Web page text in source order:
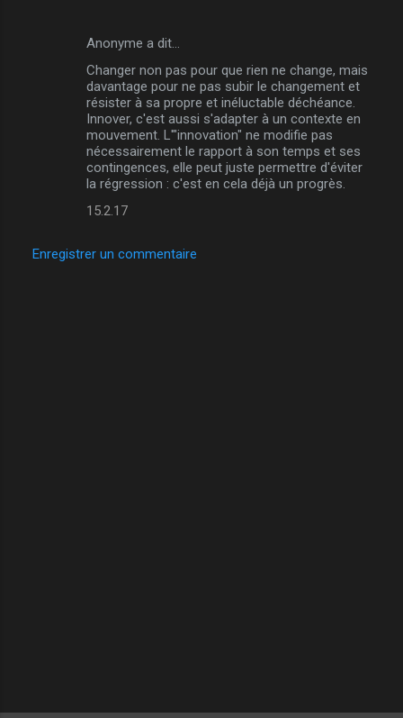
Anonyme a dit…
Changer non pas pour que rien ne change, mais
davantage pour ne pas subir le changement et
résister à sa propre et inéluctable déchéance.
Innover, c'est aussi s'adapter à un contexte en
mouvement. L'"innovation" ne modifie pas
nécessairement le rapport à son temps et ses
contingences, elle peut juste permettre d'éviter
la régression : c'est en cela déjà un progrès.
15.2.17
Enregistrer un commentaire